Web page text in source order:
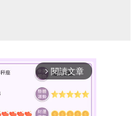
arrow_forward_ios 閱讀文章